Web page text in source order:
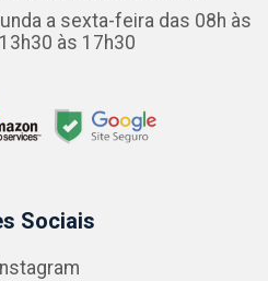
a sexta-feira das 08h às
às 17h30
Sociais